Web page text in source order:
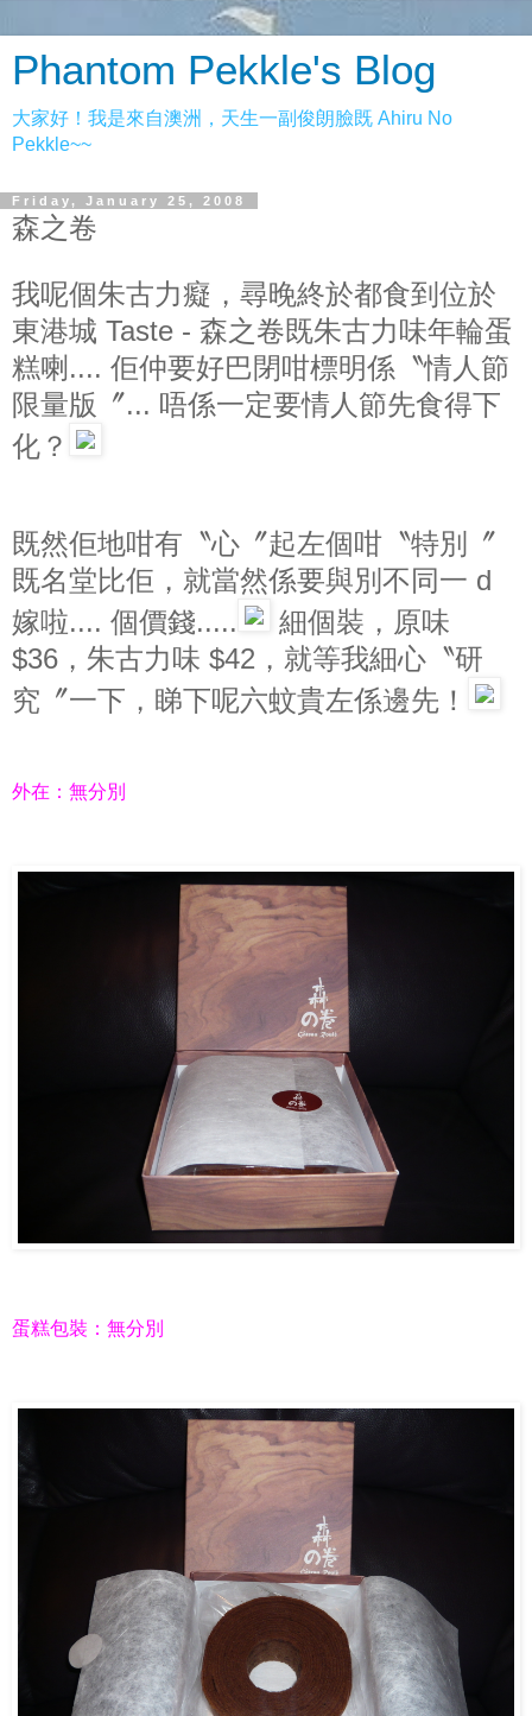
Phantom Pekkle's Blog
大家好！我是來自澳洲，天生一副俊朗臉既 Ahiru No
Pekkle~~
Friday, January 25, 2008
森之卷
我呢個朱古力癡，尋晚終於都食到位於
東港城 Taste - 森之卷既朱古力味年輪蛋
糕喇.... 佢仲要好巴閉咁標明係〝情人節
限量版〞... 唔係一定要情人節先食得下
化？
既然佢地咁有〝心〞起左個咁〝特別〞
既名堂比佢，就當然係要與別不同一 d
嫁啦.... 個價錢.....
細個裝，原味
$36，朱古力味 $42，就等我細心〝研
究〞一下，睇下呢六蚊貴左係邊先！
外在：無分別
蛋糕包裝：無分別